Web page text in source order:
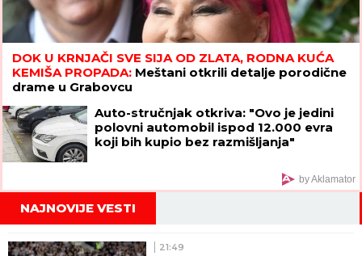
DOK U KRNJAČI SVE SIJA OD ZLATA, RODNA KUĆA
KEMIŠA PROPADA: Meštani otkrili detalje porodične
drame u Grabovcu
Auto-stručnjak otkriva: "Ovo je jedini
polovni automobil ispod 12.000 evra
koji bih kupio bez razmišljanja"
by Aklamator
NAJNOVIJE VESTI
21:49